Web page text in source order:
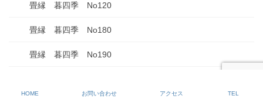
畳縁 暮四季 No120
畳縁 暮四季 No180
畳縁 暮四季 No190
HOME お問い合わせ アクセス TEL